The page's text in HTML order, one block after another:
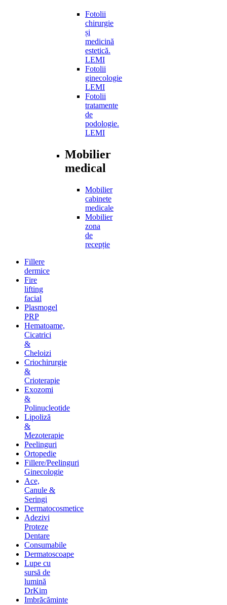
Fotolii
chirurgie
și
medicină
estetică.
LEMI
Fotolii
ginecologie
LEMI
Fotolii
tratamente
de
podologie.
LEMI
Mobilier
medical
Mobilier
cabinete
medicale
Mobilier
zona
de
recepție
Fillere
dermice
Fire
lifting
facial
Plasmogel
PRP
Hematoame,
Cicatrici
&
Cheloizi
Criochirurgie
&
Crioterapie
Exozomi
&
Polinucleotide
Lipoliză
&
Mezoterapie
Peelinguri
Ortopedie
Fillere/Peelinguri
Ginecologie
Ace,
Canule &
Seringi
Dermatocosmetice
Adezivi
Proteze
Dentare
Consumabile
Dermatoscoape
Lupe cu
sursă de
lumină
DrKim
Imbrăcăminte